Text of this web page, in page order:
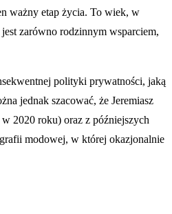
ważny etap życia. To wiek, w
zarówno rodzinnym wsparciem,
polityki prywatności, jaką
jednak szacować, że Jeremiasz
2020 roku) oraz z późniejszych
modowej, w której okazjonalnie